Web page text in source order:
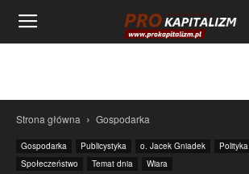
Strona główna Gospodarka
Gospodarka Publicystyka o. Jacek Gniadek Polityka
Społeczeństwo
Temat dnia Wiara